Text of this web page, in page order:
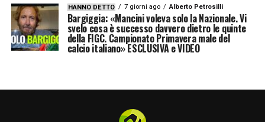
HANNO DETTO 7 giorni ago Alberto Petrosilli
Bargiggia: «Mancini voleva solo la Nazionale. Vi
svelo cosa è successo davvero dietro le quinte
della FIGC. Campionato Primavera male del
calcio italiano» ESCLUSIVA e VIDEO